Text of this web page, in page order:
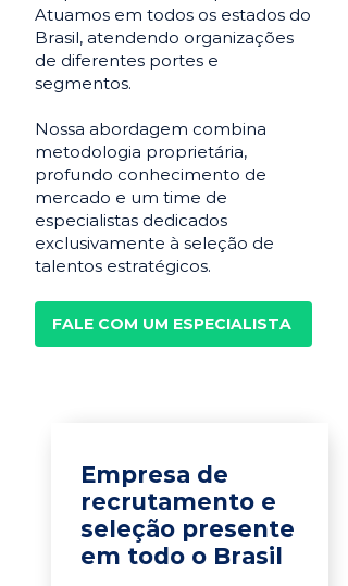
Atuamos em todos os estados do
Brasil, atendendo organizações
de diferentes portes e
segmentos.
Nossa abordagem combina
metodologia proprietária,
profundo conhecimento de
mercado e um time de
especialistas dedicados
exclusivamente à seleção de
talentos estratégicos.
FALE COM UM ESPECIALISTA
Empresa de
recrutamento e
seleção presente
em todo o Brasil